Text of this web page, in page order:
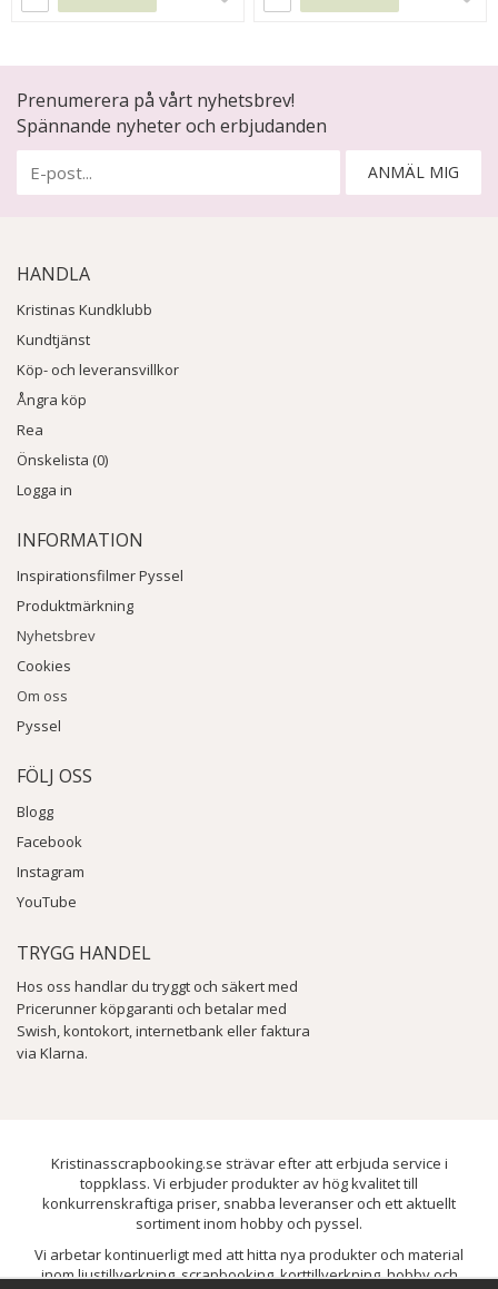
Prenumerera på vårt nyhetsbrev!
Spännande nyheter och erbjudanden
ANMÄL MIG
HANDLA
Kristinas Kundklubb
Kundtjänst
Köp- och leveransvillkor
Ångra köp
Rea
Önskelista (0)
Logga in
INFORMATION
Inspirationsfilmer Pyssel
Produktmärkning
Nyhetsbrev
Cookies
Om oss
Pyssel
FÖLJ OSS
Blogg
Facebook
Instagram
YouTube
TRYGG HANDEL
Hos oss handlar du tryggt och säkert med
Pricerunner köpgaranti och betalar med
Swish, kontokort, internetbank eller faktura
via Klarna.
Kristinasscrapbooking.se strävar efter att erbjuda service i
toppklass. Vi erbjuder produkter av hög kvalitet till
konkurrenskraftiga priser, snabba leveranser och ett aktuellt
sortiment inom hobby och pyssel.
Vi arbetar kontinuerligt med att hitta nya produkter och material
inom ljustillverkning, scrapbooking, korttillverkning, hobby och